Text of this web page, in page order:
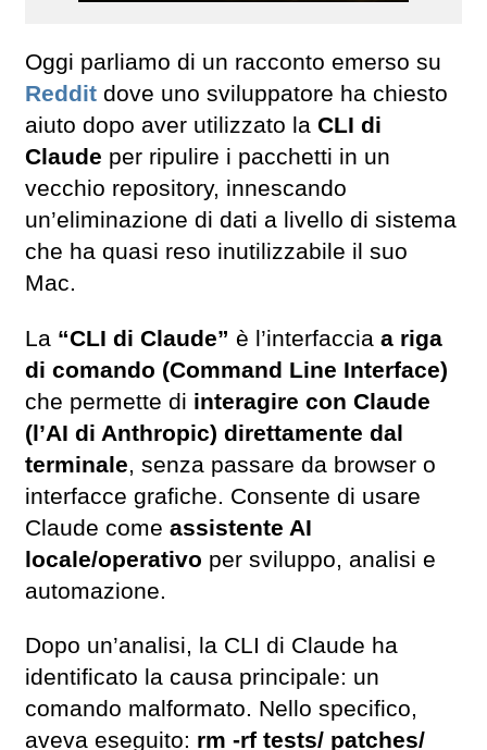
Oggi parliamo di un racconto emerso su
Reddit dove uno sviluppatore ha chiesto
aiuto dopo aver utilizzato la CLI di
Claude per ripulire i pacchetti in un
vecchio repository, innescando
un’eliminazione di dati a livello di sistema
che ha quasi reso inutilizzabile il suo
Mac.
La “CLI di Claude” è l’interfaccia a riga
di comando (Command Line Interface)
che permette di interagire con Claude
(l’AI di Anthropic) direttamente dal
terminale, senza passare da browser o
interfacce grafiche. Consente di usare
Claude come assistente AI
locale/operativo per sviluppo, analisi e
automazione.
Dopo un’analisi, la CLI di Claude ha
identificato la causa principale: un
comando malformato. Nello specifico,
aveva eseguito: rm -rf tests/ patches/